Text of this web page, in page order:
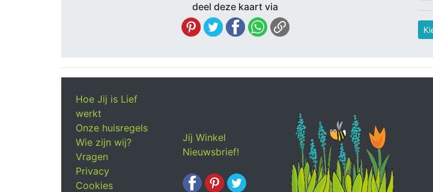
deel deze kaart via
Hoe Jij is Lief
werkt
Onze huisregels
Wie zijn wij?
Vragen
Privacy
Cookies
Jij Winkel
Nieuwsbrief!